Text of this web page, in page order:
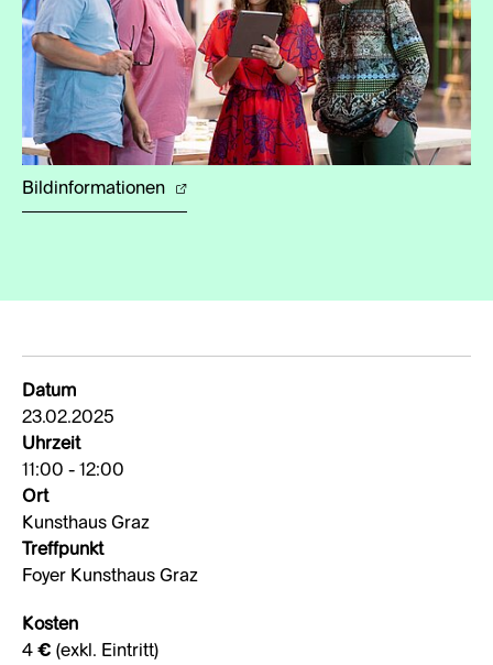
Bildinformationen
Datum
23.02.2025
Uhrzeit
11:00 - 12:00
Ort
Kunsthaus Graz
Treffpunkt
Foyer Kunsthaus Graz
Kosten
4 € (exkl. Eintritt)